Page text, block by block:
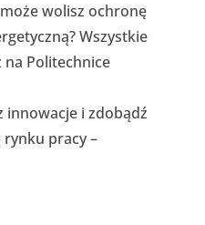
wolisz ochronę
Wszystkie
na Politechnice
innowacje i zdobądź
pracy –